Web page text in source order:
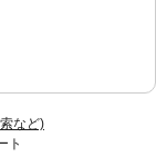
など)
ト